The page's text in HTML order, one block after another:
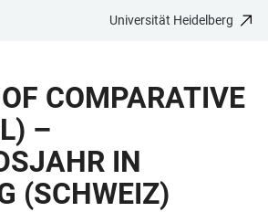
Universität Heidelberg
COMPARATIVE
–
IN
(SCHWEIZ)